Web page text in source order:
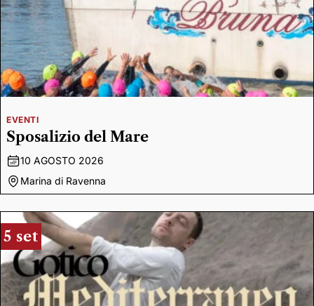
EVENTI
Sposalizio del Mare
10 AGOSTO 2026
Marina di Ravenna
5 set